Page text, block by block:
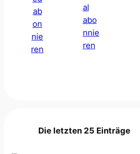
Die letzten 25 Einträge